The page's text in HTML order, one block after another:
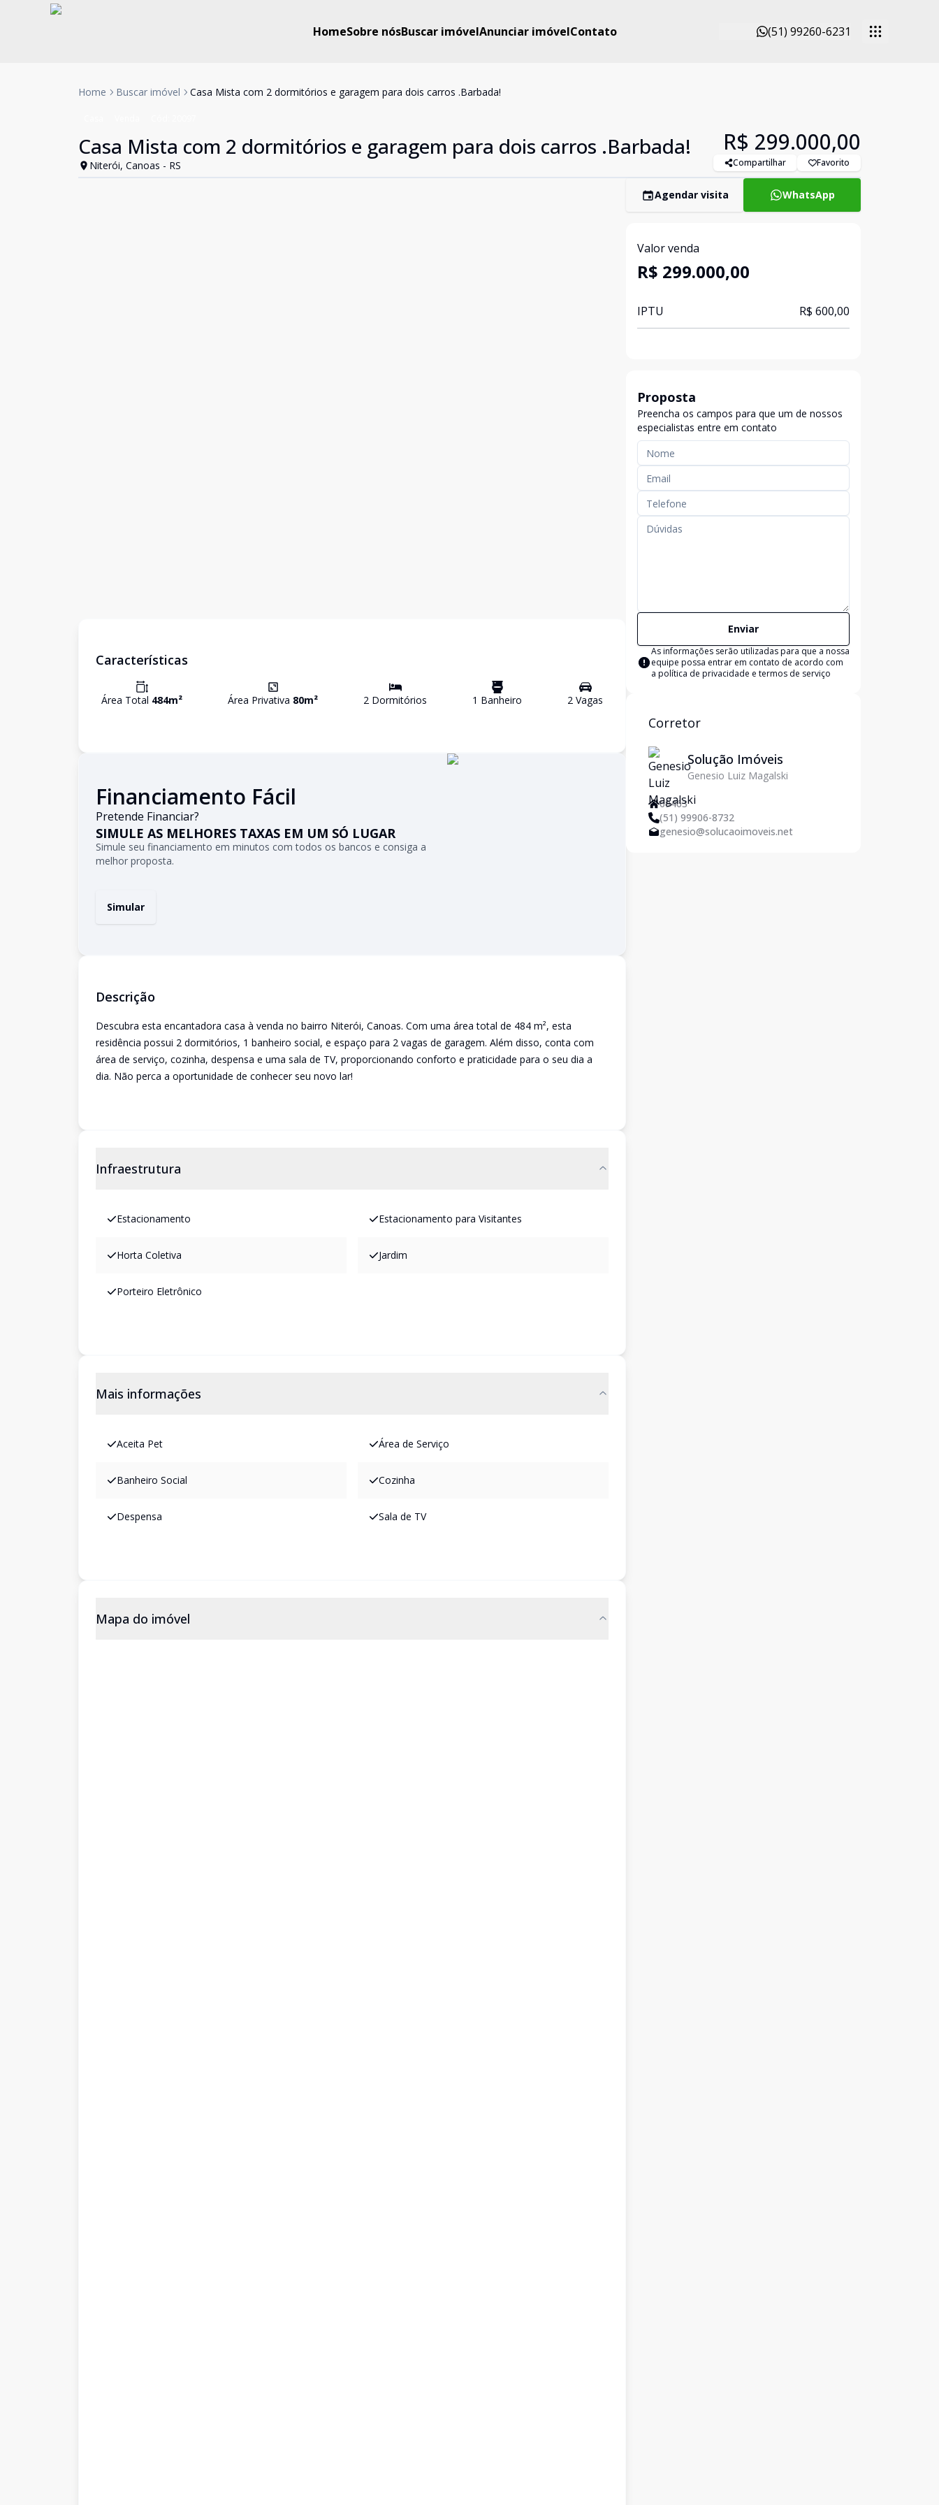
HomeSobre nósBuscar imóvelAnunciar imóvelContato (51) 99260-6231
Home Buscar imóvel Casa Mista com 2 dormitórios e garagem para dois carros .Barbada!
Casa Mista com 2 dormitórios e garagem para dois carros .Barbada!
Niterói, Canoas - RS
R$ 299.000,00
Compartilhar Favorito
Características
Área Total 484m² Área Privativa 80m² 2 Dormitórios 1 Banheiro 2 Vagas
Financiamento Fácil
Pretende Financiar?
SIMULE AS MELHORES TAXAS EM UM SÓ LUGAR
Simule seu financiamento em minutos com todos os bancos e consiga a
melhor proposta.
Simular
Descrição
Descubra esta encantadora casa à venda no bairro Niterói, Canoas. Com uma área total de 484 m², esta
residência possui 2 dormitórios, 1 banheiro social, e espaço para 2 vagas de garagem. Além disso, conta com
área de serviço, cozinha, despensa e uma sala de TV, proporcionando conforto e praticidade para o seu dia a
dia. Não perca a oportunidade de conhecer seu novo lar!
Infraestrutura
Estacionamento Estacionamento para Visitantes
Horta Coletiva Jardim
Porteiro Eletrônico
Mais informações
Aceita Pet Área de Serviço
Banheiro Social Cozinha
Despensa Sala de TV
Mapa do imóvel
Agendar visita WhatsApp
Valor venda
R$ 299.000,00
IPTU R$ 600,00
Proposta
Preencha os campos para que um de nossos
especialistas entre em contato
Enviar
As informações serão utilizadas para que a nossa
equipe possa entrar em contato de acordo com
a política de privacidade e termos de serviço
Corretor
Solução Imóveis
Genesio Luiz Magalski
69463
(51) 99906-8732
genesio@solucaoimoveis.net